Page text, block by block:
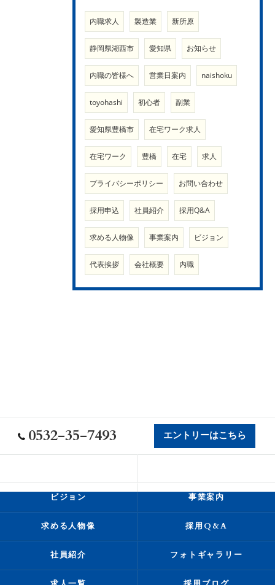
内職求人 製造業 新所原
静岡県湖西市 愛知県 お知らせ
内職の皆様へ 営業日案内 naishoku
toyohashi 初心者 副業
愛知県豊橋市 在宅ワーク求人
在宅ワーク 豊橋 在宅 求人
プライバシーポリシー お問い合わせ
採用申込 社員紹介 採用Q&A
求める人物像 事業案内 ビジョン
代表挨拶 会社概要 内職
0532-35-7493 エントリーはこちら
ビジョン 事業案内
求める人物像 採用Q&A
社員紹介 フォトギャラリー